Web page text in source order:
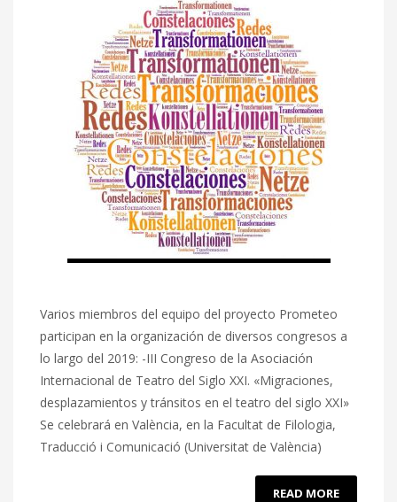
Varios miembros del equipo del proyecto Prometeo
participan en la organización de diversos congresos a
lo largo del 2019: -III Congreso de la Asociación
Internacional de Teatro del Siglo XXI. «Migraciones,
desplazamientos y tránsitos en el teatro del siglo XXI»
Se celebrará en València, en la Facultat de Filologia,
Traducció i Comunicació (Universitat de València)
READ MORE